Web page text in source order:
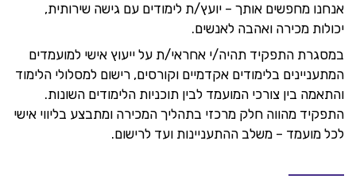
אנחנו מחפשים אותך – יועץ/ת לימודים עם גישה שירותית,
יכולות מכירה ואהבה לאנשים.
במסגרת התפקיד תהיה/י אחראי/ת על ייעוץ אישי למועמדים
המתעניינים בלימודים אקדמיים וקורסים, רישום למסלולי הלימוד
והתאמה בין צורכי המועמד לבין תוכניות הלימודים השונות.
התפקיד מהווה חלק מרכזי בתהליך המכירה ומתבצע בליווי אישי
לכל מועמד – משלב ההתעניינות ועד לרישום.